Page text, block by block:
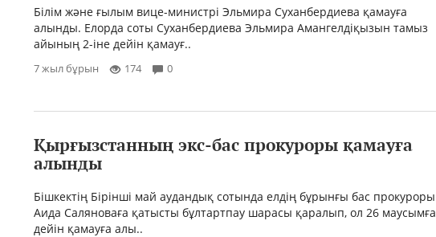
Білім және ғылым вице-министрі Эльмира Суханбердиева қамауға
алынды. Елорда соты Суханбердиева Эльмира Амангелдіқызын тамыз
айының 2-іне дейін қамауғ..
7 жыл бұрын 174 0
Қырғызстанның экс-бас прокуроры қамауға
алынды
Бішкектің Бірінші май аудандық сотында елдің бұрынғы бас прокуроры
Аида Саляноваға қатысты бұлтартпау шарасы қаралып, ол 26 маусымға
дейін қамауға алы..